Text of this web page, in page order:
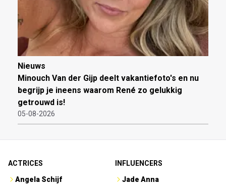
Nieuws
Minouch Van der Gijp deelt vakantiefoto's en nu
begrijp je ineens waarom René zo gelukkig
getrouwd is!
05-08-2026
ACTRICES
Angela Schijf
INFLUENCERS
Jade Anna